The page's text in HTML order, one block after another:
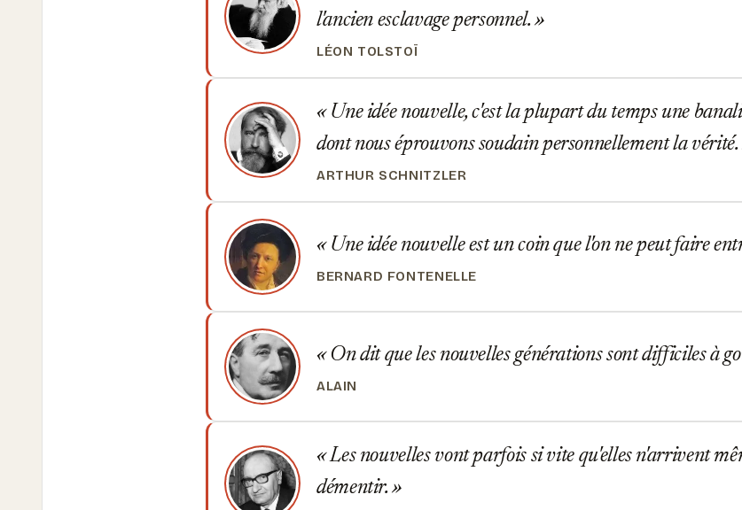
l'ancien esclavage personnel.
LÉON TOLSTOÏ
Une idée nouvelle, c'est la plupart du temps une
dont nous éprouvons soudain personnellement la vérité.
ARTHUR SCHNITZLER
Une idée nouvelle est un coin que l'on ne peut faire
BERNARD FONTENELLE
On dit que les nouvelles générations sont difficiles à
ALAIN
Les nouvelles vont parfois si vite qu'elles n'arrivent
démentir.